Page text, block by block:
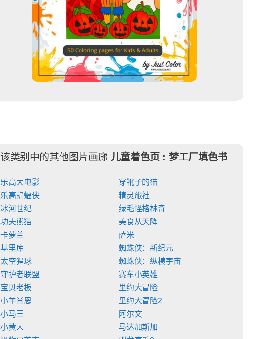
该类别中的其他图片画廊 儿童着色页 :梦工厂填色书
乐高大电影
乐高蝙蝠侠
冰河世纪
功夫熊猫
卡萝兰
基里库
太空猩球
守护者联盟
宝贝老板
小羊肖恩
小马王
小黄人
穿靴子的猫
精灵旅社
绿毛怪格林奇
美食从天降
萨米
蜘蛛侠：新纪元
蜘蛛侠：纵横宇宙
赛车小英雄
里约大冒险
里约大冒险2
阿尔文
马达加斯加